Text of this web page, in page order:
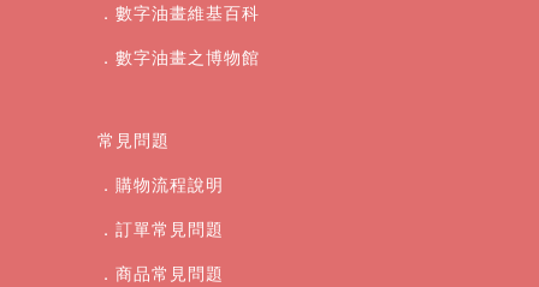
．數字油畫維基百科
．數字油畫之博物館
常見問題
．購物流程說明
．訂單常見問題
．商品常見問題